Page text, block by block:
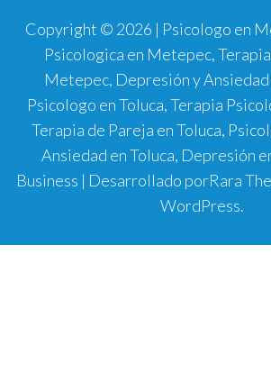
Copyright © 2026 | Psicologo en
Psicologica en Metepec,
Metepec, Depresión y
Psicologo en Toluca, Terapia
Terapia de Pareja en Toluca,
Ansiedad en Toluca, Depresión
Business | Desarrollado porRara
WordPress.